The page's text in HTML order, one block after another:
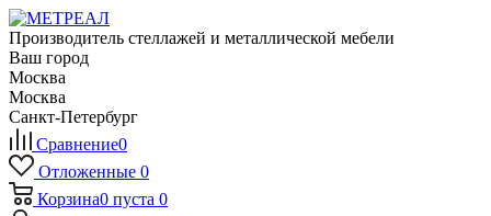
Производитель стеллажей и металлической мебели
Ваш город
Москва
Москва
Санкт-Петербург
Сравнение0
Отложенные 0
Корзина0 пуста 0